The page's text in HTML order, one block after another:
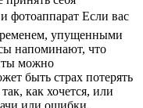
фотоаппарат Если вас
упущенными
напоминают, что
можно
быть страх потерять
как хочется, или
или ошибки.